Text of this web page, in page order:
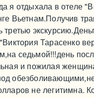
я отдыхала в отеле
Вьетнам.Получив
третью
Тарасенко
седьмой!!!день
и пожилая
не легитимна.